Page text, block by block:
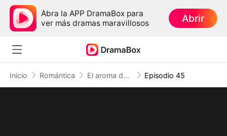
Abra la APP DramaBox para
ver más dramas maravillosos
Abrir
Inicio Romántica El aroma del amor perdido del CEO Episodio 45